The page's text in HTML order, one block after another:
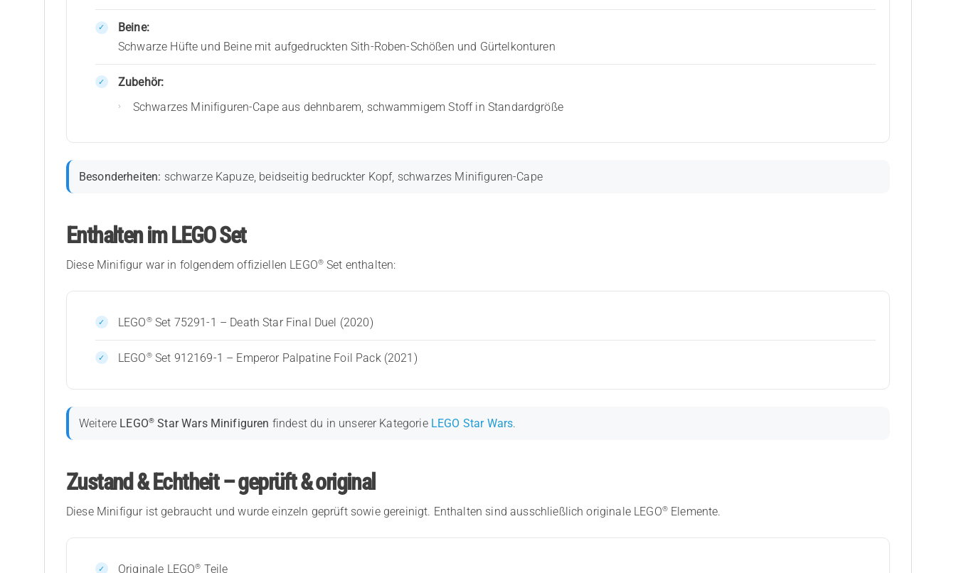
Beine:
Schwarze Hüfte und Beine mit aufgedruckten Sith-Roben-Schößen und Gürtelkonturen
Zubehör:
Schwarzes Minifiguren-Cape aus dehnbarem, schwammigem Stoff in Standardgröße
Besonderheiten: schwarze Kapuze, beidseitig bedruckter Kopf, schwarzes Minifiguren-Cape
Enthalten im LEGO Set
Diese Minifigur war in folgendem offiziellen LEGO® Set enthalten:
LEGO®Set 75291-1 – Death Star Final Duel (2020)
LEGO®Set 912169-1 – Emperor Palpatine Foil Pack (2021)
Weitere LEGO® Star Wars Minifiguren findest du in unserer Kategorie LEGO Star Wars.
Zustand & Echtheit – geprüft & original
Diese Minifigur ist gebraucht und wurde einzeln geprüft sowie gereinigt. Enthalten sind ausschließlich originale LEGO®Elemente.
Originale LEGO® Teile